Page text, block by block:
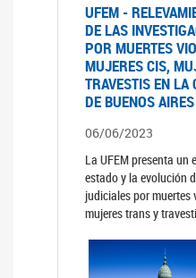
UFEM -
DE LAS
POR MUERTES
MUJERES CIS,
TRAVESTIS EN LA
DE BUENOS AIRES
06/06/2023
La UFEM presenta un
estado y la evolución
judiciales por muertes
mujeres trans y